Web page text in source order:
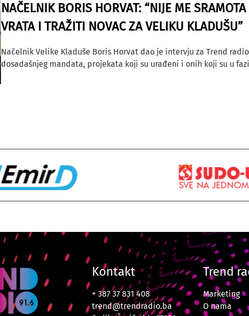
NAČELNIK BORIS HORVAT: “NIJE ME
VRATA I TRAŽITI NOVAC ZA VELIKU KLADUŠU”
Načelnik Velike Kladuše Boris Horvat dao je intervju za Trend
dosadašnjeg mandata, projekata koji su urađeni i onih koji su u
Kontakt
+ 387 37 831 408
trend@trendradio.ba
Trend
Marketing
O nama